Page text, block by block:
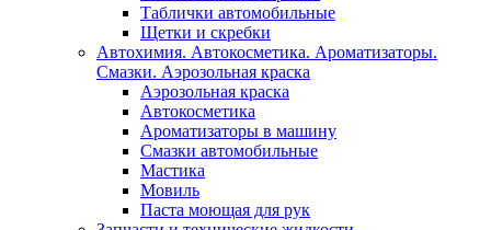
Таблички автомобильные
Щетки и скребки
Автохимия. Автокосметика. Ароматизаторы.
Смазки. Аэрозольная краска
Аэрозольная краска
Автокосметика
Ароматизаторы в машину
Смазки автомобильные
Мастика
Мовиль
Паста моющая для рук